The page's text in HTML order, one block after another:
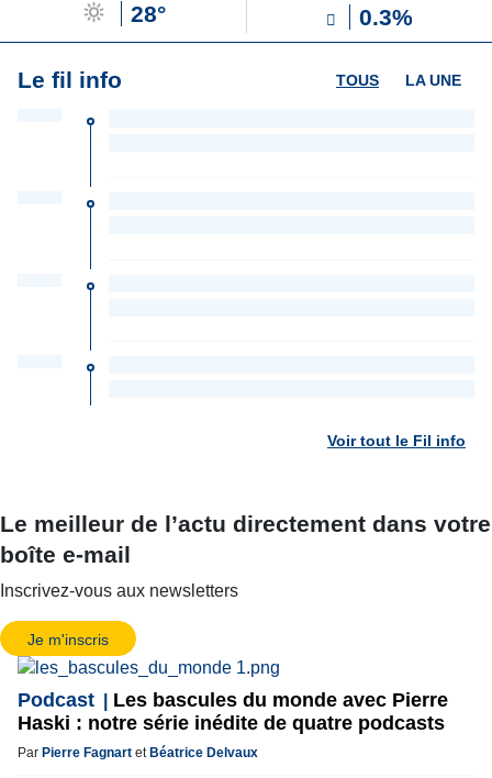
28° 0.3%
Le fil info LA UNE
TOUS
Voir tout le Fil info
Le meilleur de l’actu directement dans votre
boîte e-mail
Inscrivez-vous aux newsletters
Je m'inscris
Podcast
Les bascules du monde avec Pierre
Haski : notre série inédite de quatre podcasts
Par Pierre Fagnart et Béatrice Delvaux